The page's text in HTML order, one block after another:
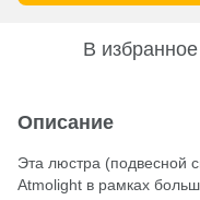
В избранное
Описание
Эта люстра (подвесной
Atmolight в рамках